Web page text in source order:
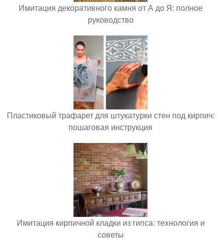
Имитация декоративного камня от А до Я: полное
руководство
Пластиковый трафарет для штукатурки стен под кирпич:
пошаговая инструкция
Имитация кирпичной кладки из гипса: технология и
советы